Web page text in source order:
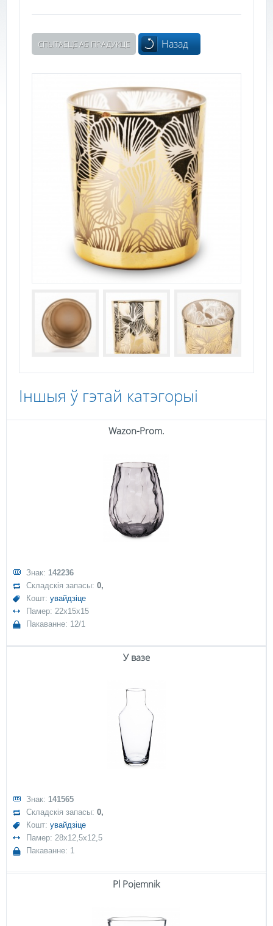
СПЫТАЕЦЕ АБ ПРАДУКЦЕ Назад
Іншыя ў гэтай катэгорыі
Wazon-Prom.
Знак: 142236
Складскія запасы:0,
Кошт:увайдзіце
Памер: 22x15x15
Пакаванне: 12/1
У вазе
Знак: 141565
Складскія запасы:0,
Кошт:увайдзіце
Памер: 28x12,5x12,5
Пакаванне: 1
Pl Pojemnik